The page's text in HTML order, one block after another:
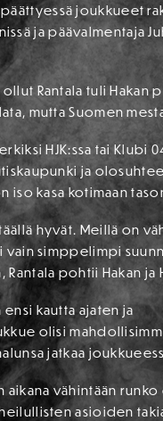
joukkueet
ja päävalmentaja
Rantala tuli Hakan
mutta Suomen
HJK:ssa tai
ja
iso kasa kotimaan
hyvät. Meillä on
simppelimpi
pohtii Hakan
kautta ajaten ja
olisi
jatkaa
vähintään
asioiden